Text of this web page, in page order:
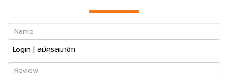
Name
Login | สมัครสมาชิก
Review